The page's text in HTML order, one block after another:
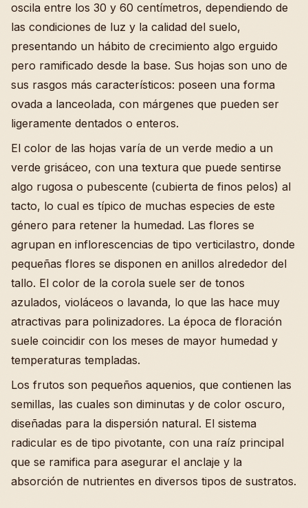
oscila entre los 30 y 60 centímetros, dependiendo de
las condiciones de luz y la calidad del suelo,
presentando un hábito de crecimiento algo erguido
pero ramificado desde la base. Sus hojas son uno de
sus rasgos más característicos: poseen una forma
ovada a lanceolada, con márgenes que pueden ser
ligeramente dentados o enteros.
El color de las hojas varía de un verde medio a un
verde grisáceo, con una textura que puede sentirse
algo rugosa o pubescente (cubierta de finos pelos) al
tacto, lo cual es típico de muchas especies de este
género para retener la humedad. Las flores se
agrupan en inflorescencias de tipo verticilastro, donde
pequeñas flores se disponen en anillos alrededor del
tallo. El color de la corola suele ser de tonos
azulados, violáceos o lavanda, lo que las hace muy
atractivas para polinizadores. La época de floración
suele coincidir con los meses de mayor humedad y
temperaturas templadas.
Los frutos son pequeños aquenios, que contienen las
semillas, las cuales son diminutas y de color oscuro,
diseñadas para la dispersión natural. El sistema
radicular es de tipo pivotante, con una raíz principal
que se ramifica para asegurar el anclaje y la
absorción de nutrientes en diversos tipos de sustratos.